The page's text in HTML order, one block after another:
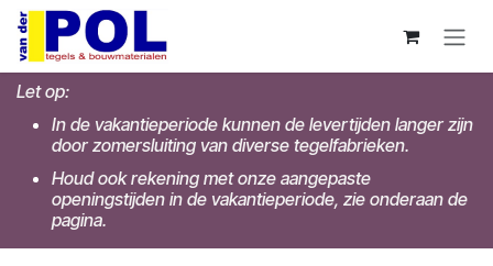
Overslaan naar inhoud
Let op:
In de vakantieperiode kunnen de levertijden langer zijn
door zomersluiting van diverse tegelfabrieken.
Houd ook rekening met onze aangepaste
openingstijden in de vakantieperiode, zie onderaan de
pagina.